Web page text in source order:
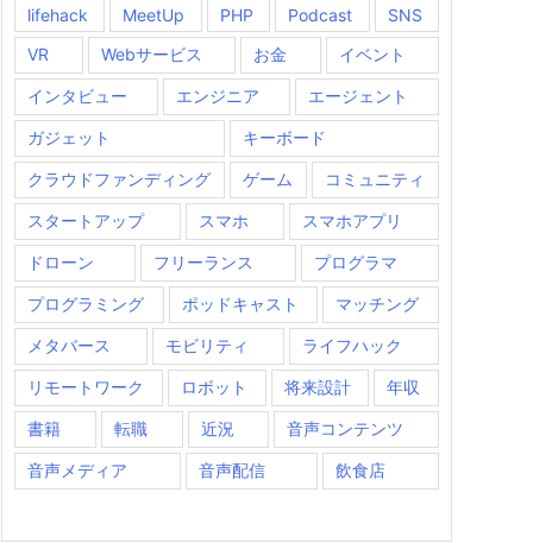
lifehack MeetUp PHP Podcast
SNS
VR
Webサービス お金 イベント
インタビュー エンジニア エージェント
ガジェット キーボード
クラウドファンディング ゲーム コミュニティ
スタートアップ スマホ スマホアプリ
ドローン フリーランス プログラマ
プログラミング ポッドキャスト マッチング
メタバース モビリティ ライフハック
リモートワーク ロボット 将来設計 年収
書籍 転職 近況 音声コンテンツ
音声メディア 音声配信 飲食店